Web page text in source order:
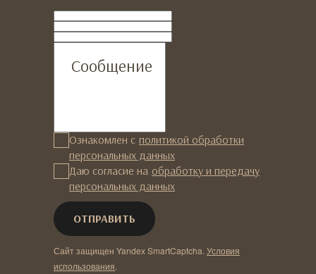
ФИО
Телефон
Email
Сообщение
Ознакомлен с политикой обработки
персональных данных
Даю согласие на обработку и передачу
персональных данных
Сайт защищен Yandex SmartCaptcha. Условия
использования.